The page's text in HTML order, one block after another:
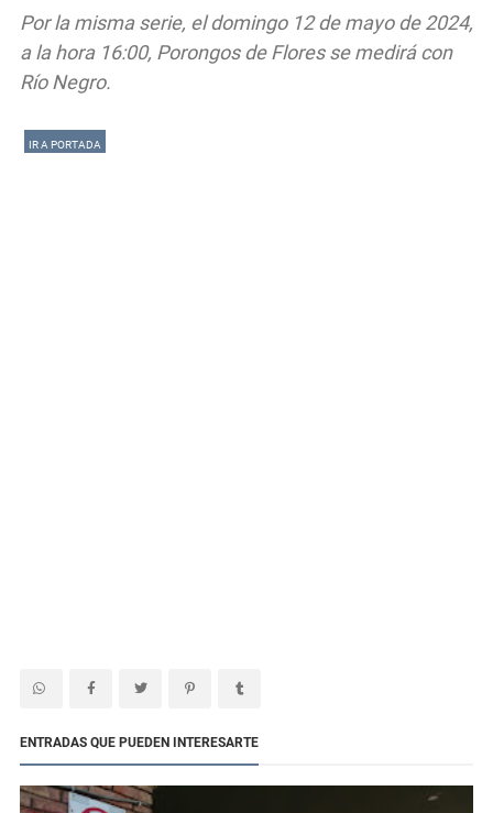
Por la misma serie, el domingo 12 de mayo de 2024,
a la hora 16:00, Porongos de Flores se medirá con
Río Negro.
IR A PORTADA
ENTRADAS QUE PUEDEN INTERESARTE